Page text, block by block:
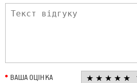
ВАША ОЦІНКА